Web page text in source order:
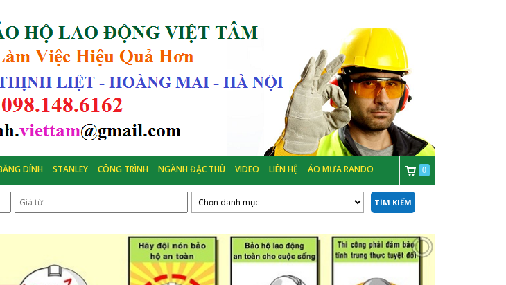
DÍNH STANLEY CÔNG TRÌNH NGÀNH ĐẶC THÙ VIDEO LIÊN HỆ ÁO MƯA RANDO 0
TÌM KIẾM